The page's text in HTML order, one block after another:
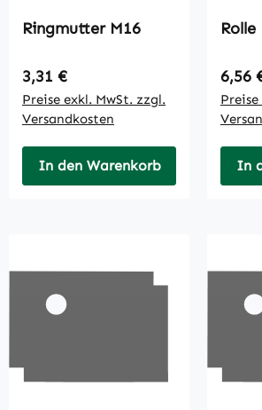
Ringmutter M16
Regulärer Preis:
3,31 €
Preise exkl. MwSt. zzgl.
Versandkosten
In den Warenkorb
Rolle
6,56
In